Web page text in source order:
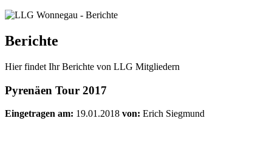
Berichte
Hier findet Ihr Berichte von LLG Mitgliedern
Pyrenäen Tour 2017
Eingetragen am: 19.01.2018 von: Erich Siegmund